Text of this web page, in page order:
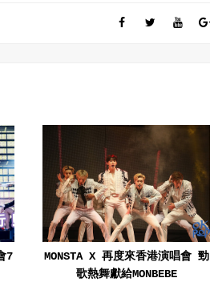
7
MONSTA X 再度來香港演唱會 勁
歌熱舞獻給MONBEBE